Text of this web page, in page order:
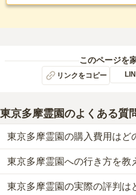
このページを
リンクをコピー
東京多摩霊園のよくある質
東京多摩霊園の購入費用はど
東京多摩霊園では、一般墓が約
らお求めいただけます。
なお、東京多摩霊園がある東京都
東京多摩霊園への行き方を教
公共交通機関の場合、小田急線
東京多摩霊園の実際の評判は